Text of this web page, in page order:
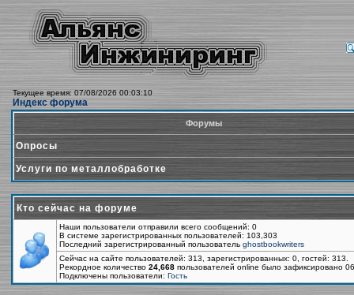
Текущее время: 07/08/2026 00:03:10
Индекс форума
Форумы
Опросы
Услуги по металлобработке
Кто сейчас на форуме
Наши пользователи отправили всего сообщений: 0
В системе зарегистрированных пользователей: 103,303
Последний зарегистрированный пользователь ghostbookwriters
Сейчас на сайте пользователей: 313, зарегистрированных: 0, гостей:
Рекордное количество 24,668 пользователей online было зафиксировано
Подключены пользователи: Гость